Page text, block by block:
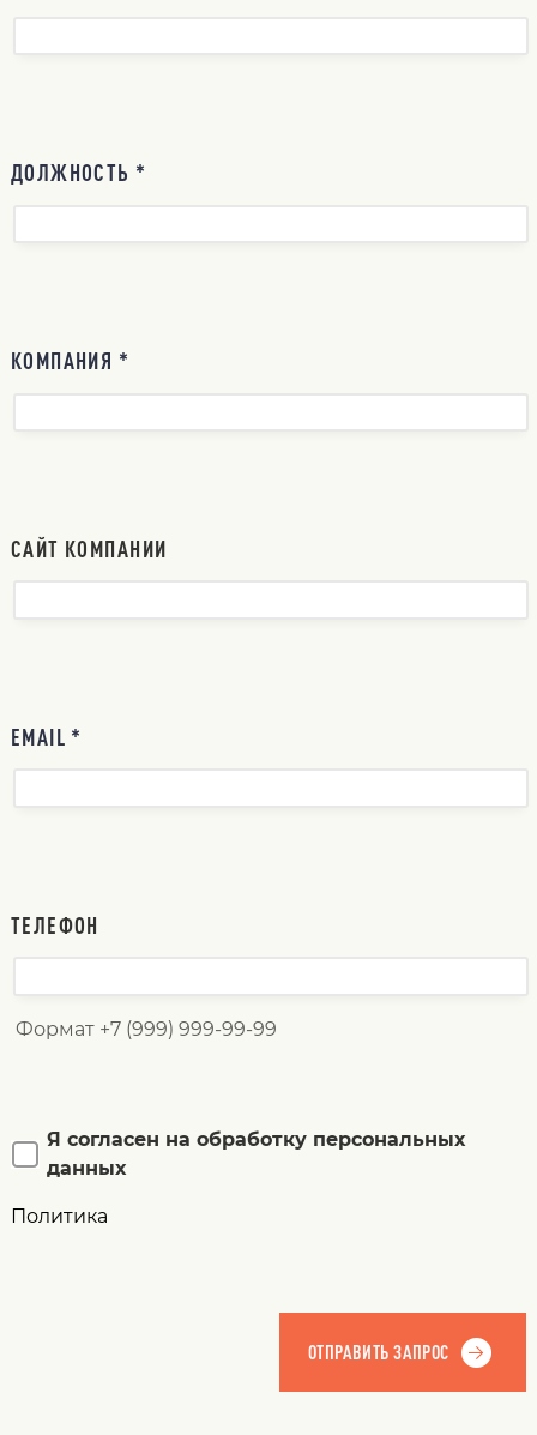
ДОЛЖНОСТЬ *
КОМПАНИЯ *
САЙТ КОМПАНИИ
EMAIL *
ТЕЛЕФОН
Формат +7 (999) 999-99-99
Я согласен на обработку персональных
данных
Политика